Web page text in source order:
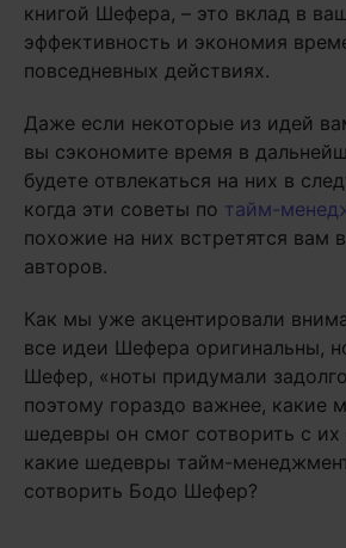
книгой Шефера, – это вклад в
эффективность и экономия
повседневных действиях.
Даже если некоторые из идей
вы сэкономите время в
будете отвлекаться на них в
когда эти советы по тайм-
похожие на них встретятся вам
авторов.
Как мы уже акцентировали
все идеи Шефера оригинальны,
Шефер, «ноты придумали
поэтому гораздо важнее, какие
шедевры он смог сотворить с
какие шедевры тайм-
сотворить Бодо Шефер?